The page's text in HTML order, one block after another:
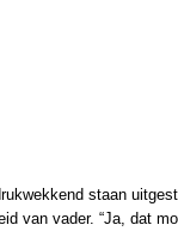
staan
van vader. “Ja, dat